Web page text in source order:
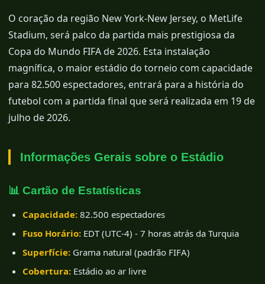
O coração da região New York-New Jersey, o MetLife
Stadium, será palco da partida mais prestigiosa da
Copa do Mundo FIFA de 2026. Esta instalação
magnífica, o maior estádio do torneio com capacidade
para 82.500 espectadores, entrará para a história do
futebol com a partida final que será realizada em 19 de
julho de 2026.
Informações Gerais sobre o Estádio
📊 Cartão de Estatísticas
Capacidade: 82.500 espectadores
Fuso Horário: EDT (UTC-4) - 7 horas atrás da Turquia
Superfície: Grama natural (padrão FIFA)
Cobertura: Estádio ao ar livre